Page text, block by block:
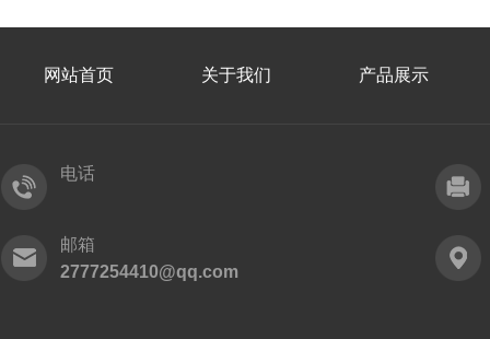
网站首页 关于我们 产品展示
电话
邮箱
2777254410@qq.com